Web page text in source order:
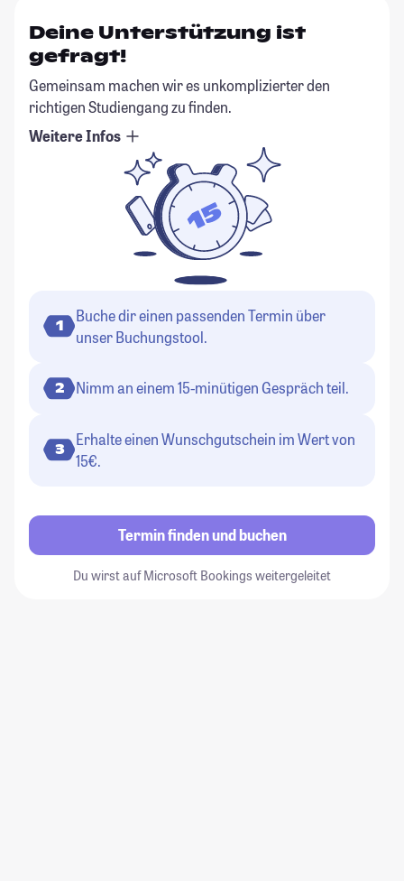
Deine Unterstützung ist
gefragt!
Gemeinsam machen wir es unkomplizierter den
richtigen Studiengang zu finden.
Weitere Infos
1
Buche dir einen passenden Termin über
unser Buchungstool.
2 Nimm an einem 15-minütigen Gespräch teil.
3
Erhalte einen Wunschgutschein im Wert von
15€.
Termin finden und buchen
Du wirst auf Microsoft Bookings weitergeleitet